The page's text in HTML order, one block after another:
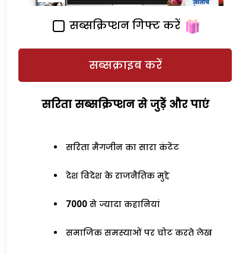
सब्सक्रिप्शन गिफ्ट करें
सब्सक्राइब करें
सरिता सब्सक्रिप्शन से जुड़ेें और पाएं
सरिता मैगजीन का सारा कंटेंट
देश विदेश के राजनैतिक मुद्दे
7000 से ज्यादा कहानियां
समाजिक समस्याओं पर चोट करते लेख